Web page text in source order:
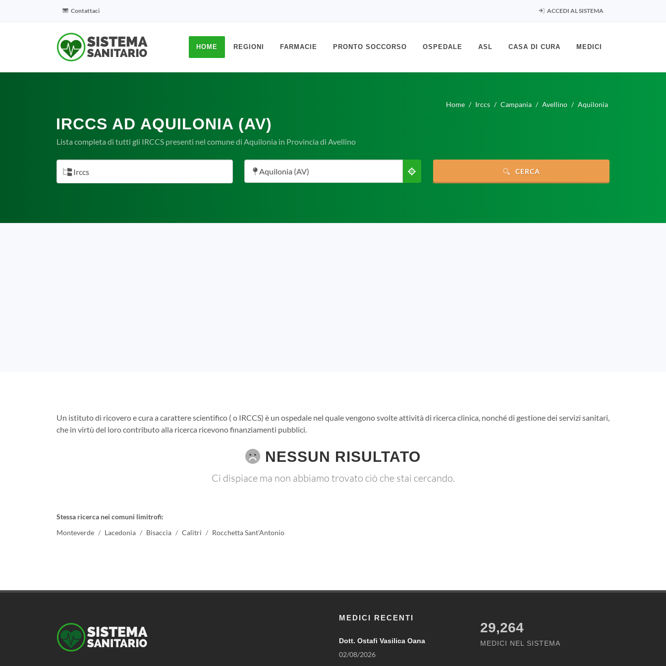
Contattaci ACCEDI AL SISTEMA
HOME REGIONI FARMACIE PRONTO SOCCORSO OSPEDALE ASL CASA DI CURA MEDICI
Home Irccs Campania Avellino Aquilonia
IRCCS AD AQUILONIA (AV)
Lista completa di tutti gli IRCCS presenti nel comune di Aquilonia in Provincia di Avellino
Irccs Aquilonia (AV) CERCA
Un istituto di ricovero e cura a carattere scientifico ( o IRCCS) è un ospedale nel quale vengono svolte attività di ricerca clinica, nonché di gestione dei servizi sanitari,
che in virtù del loro contributo alla ricerca ricevono finanziamenti pubblici.
NESSUN RISULTATO
Ci dispiace ma non abbiamo trovato ciò che stai cercando.
Stessa ricerca nei comuni limitrofi:
Monteverde
Lacedonia Bisaccia Calitri Rocchetta Sant'Antonio
MEDICI RECENTI
Dott. Ostafi Vasilica Oana
02/08/2026
29,264
MEDICI NEL SISTEMA